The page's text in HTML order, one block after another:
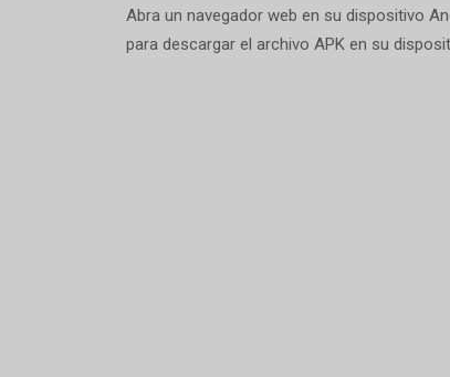
Abra un navegador web en su dispositivo
para descargar el archivo APK en su